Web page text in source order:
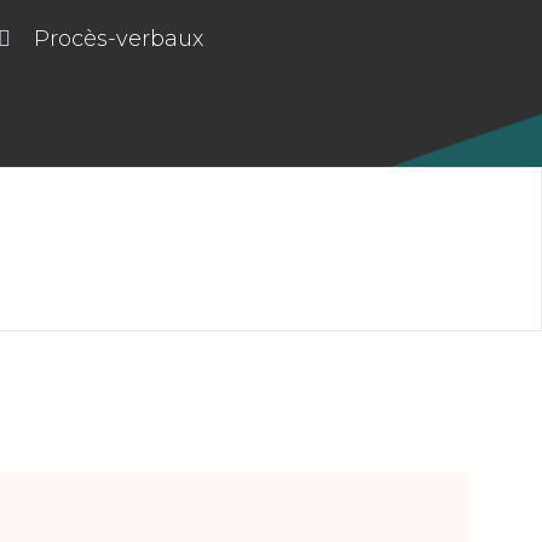
Procès-verbaux